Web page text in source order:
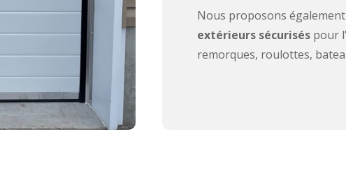
Nous proposons
extérieurs sécurisés pour
remorques, roulottes,